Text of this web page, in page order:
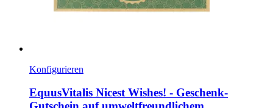
Konfigurieren
EquusVitalis Nicest Wishes! -​ Geschenk-​